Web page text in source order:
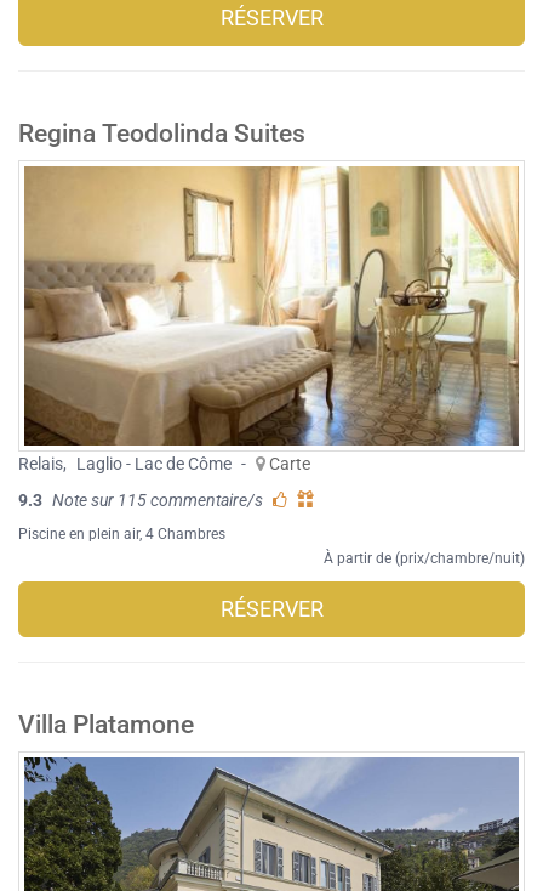
RÉSERVER
Regina Teodolinda Suites
Relais, Laglio - Lac de Côme -
Carte
9.3 Note sur 115 commentaire/s
Piscine en plein air, 4 Chambres
À partir de (prix/chambre/nuit)
RÉSERVER
Villa Platamone